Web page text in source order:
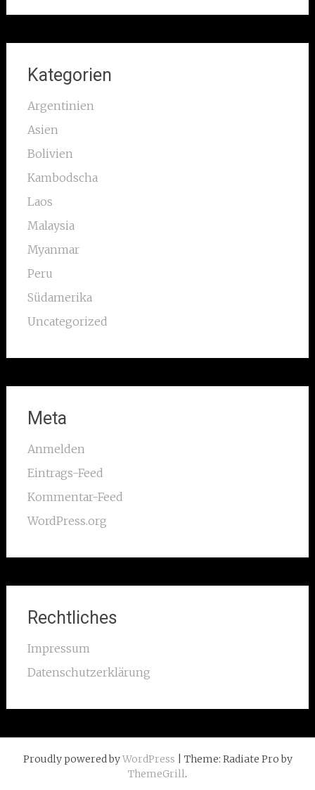
Kategorien
Argentinien
Asien
Bolivien
Kambodscha
Laos
Malaysia
Myanmar
Peru
Südamerika
Uncategorized
Meta
Anmelden
Eintrags-Feed
Kommentar-Feed
WordPress.org
Rechtliches
Impressum
Datenschutzerklärung
Proudly powered byWordPress | Theme: Radiate Pro by
ThemeGrill.